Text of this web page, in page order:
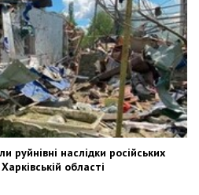
руйнівні наслідки російських
області